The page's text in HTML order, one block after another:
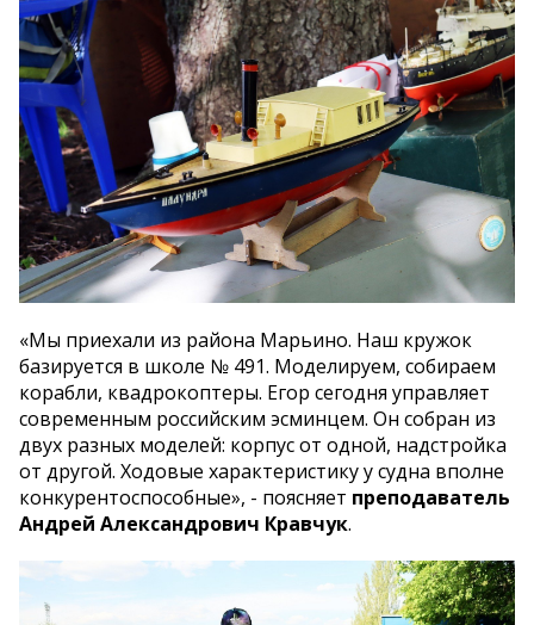
«Мы приехали из района Марьино. Наш кружок
базируется в школе № 491. Моделируем, собираем
корабли, квадрокоптеры. Егор сегодня управляет
современным российским эсминцем. Он собран из
двух разных моделей: корпус от одной, надстройка
от другой. Ходовые характеристику у судна вполне
конкурентоспособные», - поясняет преподаватель
Андрей Александрович Кравчук.